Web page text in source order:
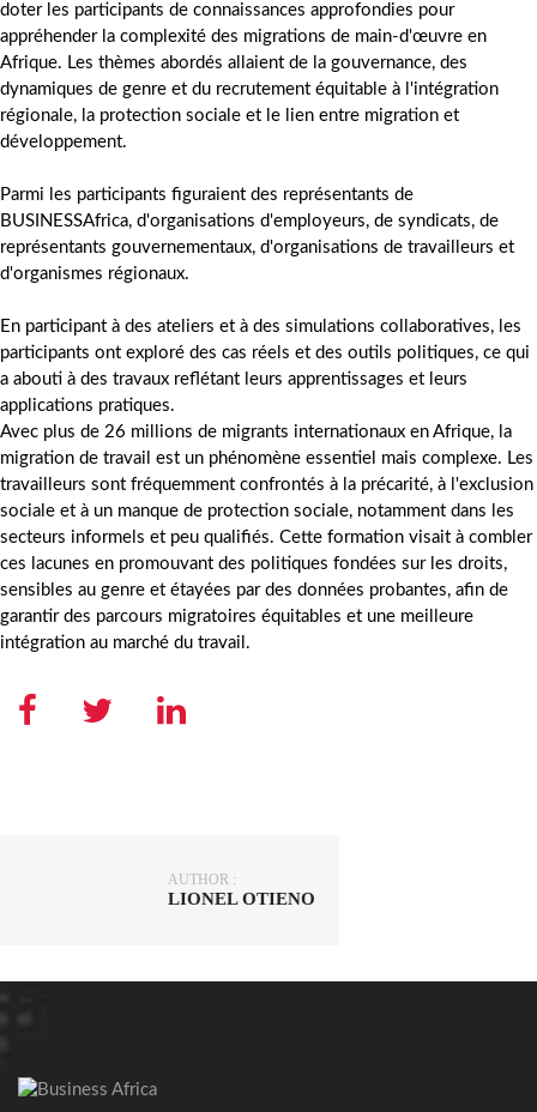
doter les participants de connaissances approfondies pour
appréhender la complexité des migrations de main-d'œuvre en
Afrique. Les thèmes abordés allaient de la gouvernance, des
dynamiques de genre et du recrutement équitable à l'intégration
régionale, la protection sociale et le lien entre migration et
développement.
Parmi les participants figuraient des représentants de
BUSINESSAfrica, d'organisations d'employeurs, de syndicats, de
représentants gouvernementaux, d'organisations de travailleurs et
d'organismes régionaux.
En participant à des ateliers et à des simulations collaboratives, les
participants ont exploré des cas réels et des outils politiques, ce qui
a abouti à des travaux reflétant leurs apprentissages et leurs
applications pratiques.
Avec plus de 26 millions de migrants internationaux en Afrique, la
migration de travail est un phénomène essentiel mais complexe. Les
travailleurs sont fréquemment confrontés à la précarité, à l'exclusion
sociale et à un manque de protection sociale, notamment dans les
secteurs informels et peu qualifiés. Cette formation visait à combler
ces lacunes en promouvant des politiques fondées sur les droits,
sensibles au genre et étayées par des données probantes, afin de
garantir des parcours migratoires équitables et une meilleure
intégration au marché du travail.
AUTHOR :
LIONEL OTIENO